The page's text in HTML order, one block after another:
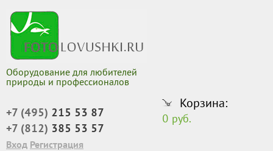
Оборудование для любителей
природы и профессионалов
+7 (495) 215 53 87
+7 (812) 385 53 57
Вход Регистрация
Корзина:
0 руб.